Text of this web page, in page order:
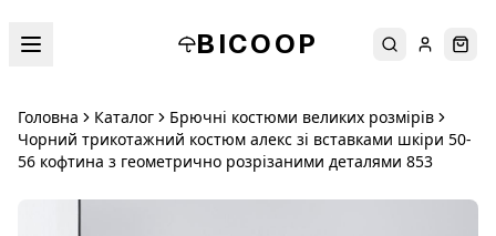
BICOOP ПошукУвійти
Головна Каталог
Брючні костюми великих розмірів
Чорний трикотажний костюм алекс зі вставками шкіри 50-
56 кофтина з геометрично розрізаними деталями 853